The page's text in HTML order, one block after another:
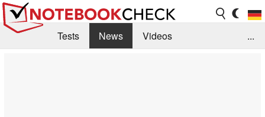
Tests News
Videos
...